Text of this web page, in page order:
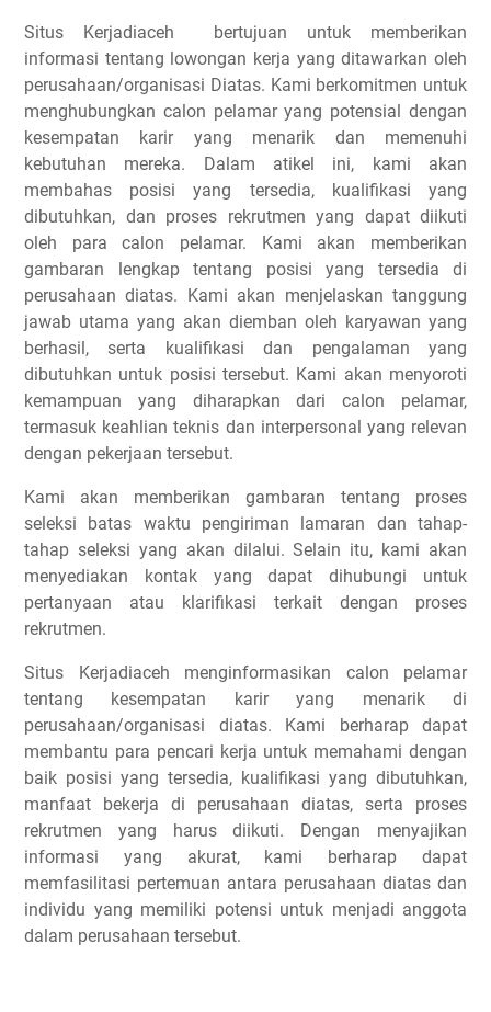
Situs Kerjadiaceh bertujuan untuk memberikan
informasi tentang lowongan kerja yang ditawarkan oleh
perusahaan/organisasi Diatas. Kami berkomitmen untuk
menghubungkan calon pelamar yang potensial dengan
kesempatan karir yang menarik dan memenuhi
kebutuhan mereka. Dalam atikel ini, kami akan
membahas posisi yang tersedia, kualifikasi yang
dibutuhkan, dan proses rekrutmen yang dapat diikuti
oleh para calon pelamar. Kami akan memberikan
gambaran lengkap tentang posisi yang tersedia di
perusahaan diatas. Kami akan menjelaskan tanggung
jawab utama yang akan diemban oleh karyawan yang
berhasil, serta kualifikasi dan pengalaman yang
dibutuhkan untuk posisi tersebut. Kami akan menyoroti
kemampuan yang diharapkan dari calon pelamar,
termasuk keahlian teknis dan interpersonal yang relevan
dengan pekerjaan tersebut.
Kami akan memberikan gambaran tentang proses
seleksi batas waktu pengiriman lamaran dan tahap-
tahap seleksi yang akan dilalui. Selain itu, kami akan
menyediakan kontak yang dapat dihubungi untuk
pertanyaan atau klarifikasi terkait dengan proses
rekrutmen.
Situs Kerjadiaceh menginformasikan calon pelamar
tentang kesempatan karir yang menarik di
perusahaan/organisasi diatas. Kami berharap dapat
membantu para pencari kerja untuk memahami dengan
baik posisi yang tersedia, kualifikasi yang dibutuhkan,
manfaat bekerja di perusahaan diatas, serta proses
rekrutmen yang harus diikuti. Dengan menyajikan
informasi yang akurat, kami berharap dapat
memfasilitasi pertemuan antara perusahaan diatas dan
individu yang memiliki potensi untuk menjadi anggota
dalam perusahaan tersebut.